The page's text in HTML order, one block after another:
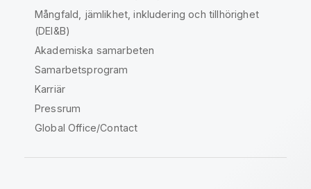
Mångfald, jämlikhet, inkludering och tillhörighet
(DEI&B)
Akademiska samarbeten
Samarbetsprogram
Karriär
Pressrum
Global Office/Contact